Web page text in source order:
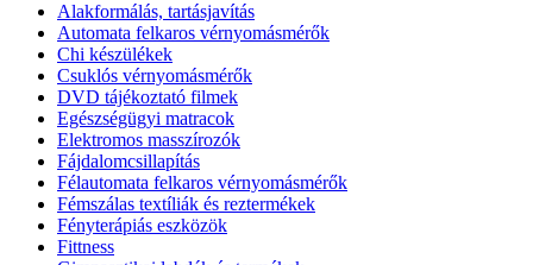
Alakformálás, tartásjavítás
Automata felkaros vérnyomásmérők
Chi készülékek
Csuklós vérnyomásmérők
DVD tájékoztató filmek
Egészségügyi matracok
Elektromos masszírozók
Fájdalomcsillapítás
Félautomata felkaros vérnyomásmérők
Fémszálas textíliák és reztermékek
Fényterápiás eszközök
Fittness